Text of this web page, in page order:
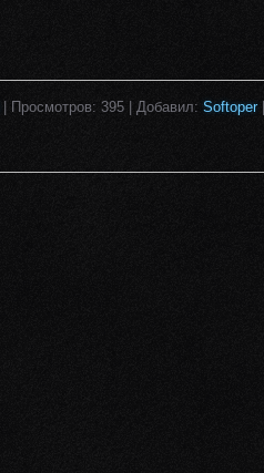
Просмотров: 395 Добавил: Softoper